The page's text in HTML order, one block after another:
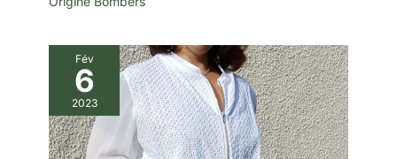
Fév
6
2023